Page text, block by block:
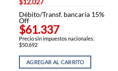
$12.027
Débito/Transf. bancaria 15%
Off
$61.337
Precio sin impuestos nacionales:
$50.692
AGREGAR AL CARRITO